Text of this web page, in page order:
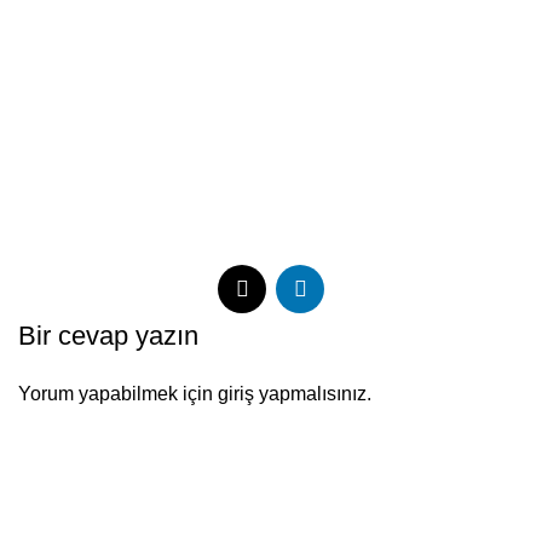
Bir cevap yazın
Yorum yapabilmek için giriş yapmalısınız.